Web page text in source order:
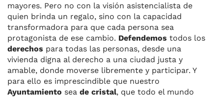
mayores. Pero no con la visión asistencialista de
quien brinda un regalo, sino con la capacidad
transformadora para que cada persona sea
protagonista de ese cambio. Defendemos todos los
derechos para todas las personas, desde una
vivienda digna al derecho a una ciudad justa y
amable, donde moverse libremente y participar. Y
para ello es imprescindible que nuestro
Ayuntamiento sea de cristal, que todo el mundo